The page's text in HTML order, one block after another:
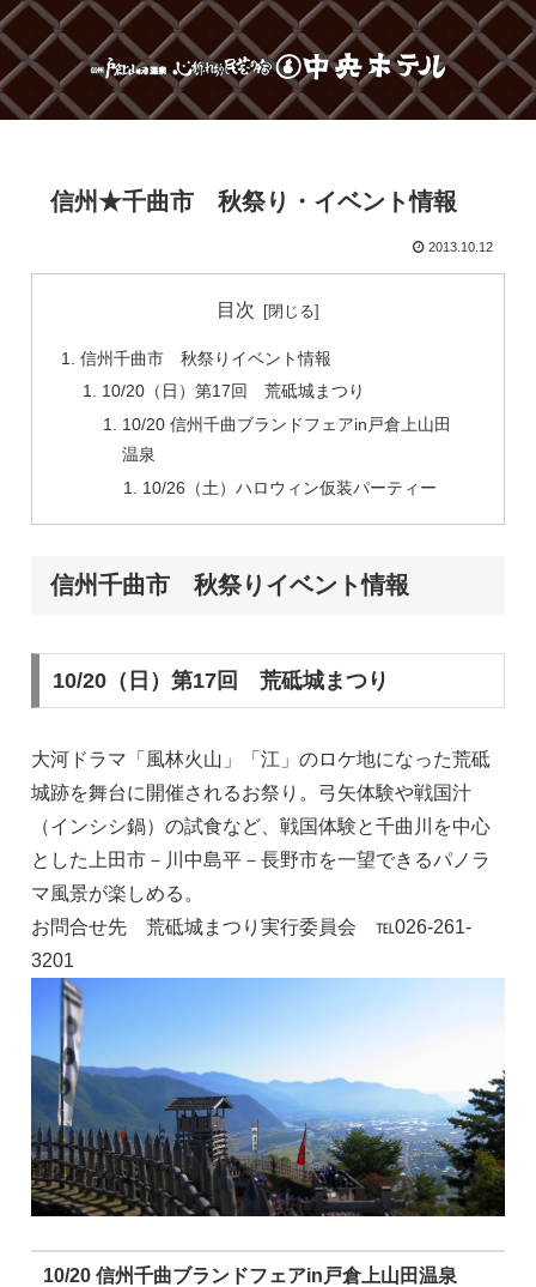
信州★千曲市 秋祭り・イベント情報
2013.10.12
目次
信州千曲市 秋祭りイベント情報
10/20（日）第17回 荒砥城まつり
10/20 信州千曲ブランドフェアin戸倉上山田
温泉
10/26（土）ハロウィン仮装パーティー
信州千曲市 秋祭りイベント情報
10/20（日）第17回 荒砥城まつり
大河ドラマ「風林火山」「江」のロケ地になった荒砥
城跡を舞台に開催されるお祭り。弓矢体験や戦国汁
（インシシ鍋）の試食など、戦国体験と千曲川を中心
とした上田市－川中島平－長野市を一望できるパノラ
マ風景が楽しめる。
お問合せ先 荒砥城まつり実行委員会 ℡026-261-
3201
10/20 信州千曲ブランドフェアin戸倉上山田温泉